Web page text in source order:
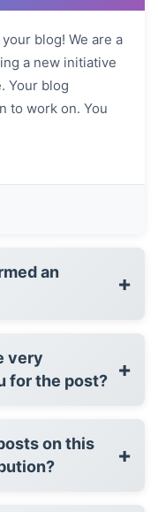
blog! We are a
a new initiative
Your blog
to work on. You
+
very
for the post?
+
on this
+